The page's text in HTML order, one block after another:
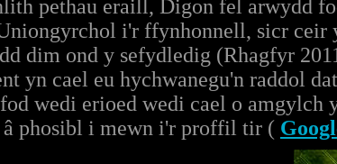
pethau eraill, Digon fel arwydd
i'r ffynhonnell, sicr ceir
dim ond y sefydledig (Rhagfyr
yn cael eu hychwanegu'n raddol
wedi erioed wedi cael o amgylch
â phosibl i mewn i'r proffil tir (